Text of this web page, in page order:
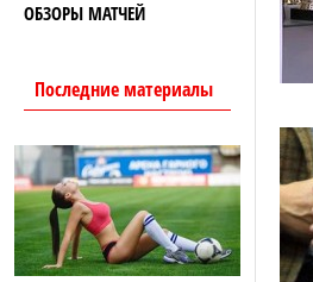
ОБЗОРЫ МАТЧЕЙ
Последние материалы